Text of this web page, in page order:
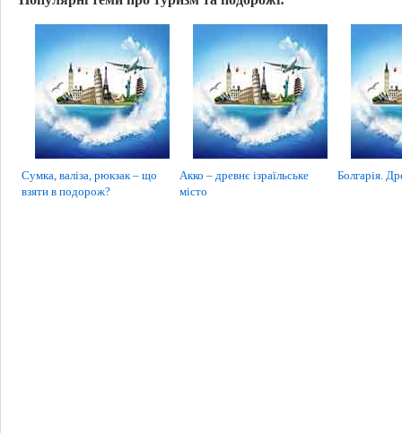
Сумка, валіза, рюкзак – що
взяти в подорож?
Акко – древнє ізраїльське
місто
Болгарія.